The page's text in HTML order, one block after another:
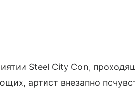
Steel City Con,
артист внезапно